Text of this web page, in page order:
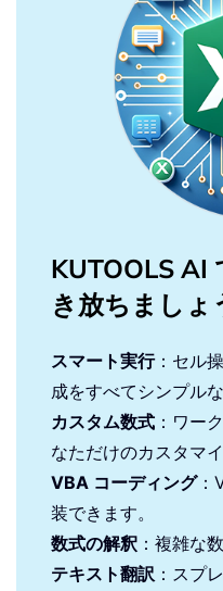
KUTOOLS AI
き放ちましょ
スマート実行：セル
成をすべてシンプル
カスタム数式 ：ワー
なただけのカスタマ
VBA コーディング：
装できます。
数式の解釈 ：複雑な
テキスト翻訳 ：スプ